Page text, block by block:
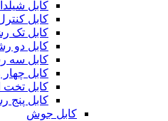
کابل
کابل
کابل تک
کابل دو
کابل سه
کابل
کابل تخت
کابل پنج
کابل جوش